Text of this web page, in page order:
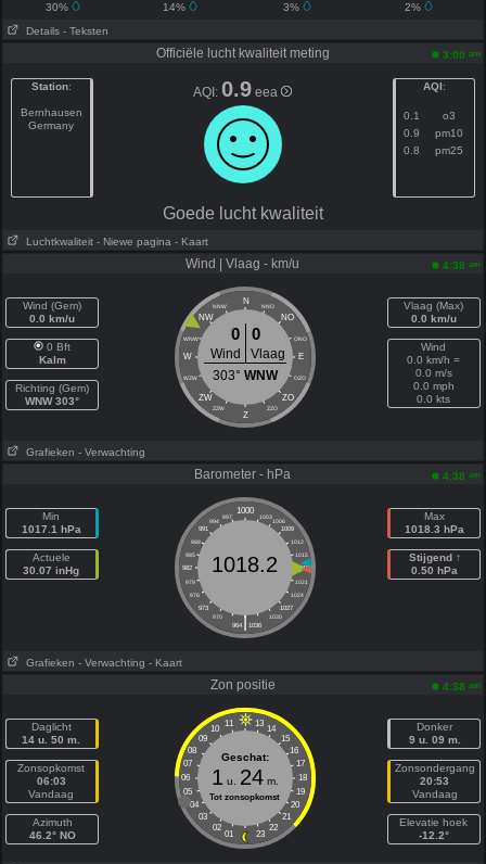
30%
14% 3%
2%
Details - Teksten
Officiële lucht kwaliteit meting 3:00 am
Station:
Bernhausen
Germany
AQI:0.9 eea AQI:
0.1
o3
0.9
pm10
0.8
pm25
Goede lucht kwaliteit
Luchtkwaliteit - Niewe pagina - Kaart
Wind | Vlaag - km/u 4:38 am
Wind (Gem)
0.0 km/u
0 Bft
Kalm
Richting (Gem)
WNW 303°
N
NNW NNO
NW NO
WNW ONO
W E
WZW OZO
ZW ZO
ZZW ZZO
Z
0 0
Wind
Vlaag
303° WNW
Vlaag (Max)
0.0 km/u
Wind
0.0 km/h =
0.0 m/s
0.0 mph
0.0 kts
Grafieken - Verwachting
Barometer - hPa 4:38 am
Min
1017.1 hPa
Actuele
30.07 inHg
1000
997 1003
994
1006
991
1009
988
1012
985
1015
982
1018
979
1021
976
1024
973
1027
970
1030
|
964 1036
1018.2
Max
1018.3 hPa
Stijgend ↑
0.50 hPa
Grafieken - Verwachting - Kaart
Zon positie 4:38 am
Daglicht
14 u. 50 m.
Zonsopkomst
06:03
Vandaag
Azimuth
46.2° NO
11 13
10
14
09
15
08
16
07
17
06
18
05
19
04
20
03
21
02
22
01 23
Geschat:
1 u. 24m.
Tot zonsopkomst
Donker
9 u. 09 m.
Zonsondergang
20:53
Vandaag
Elevatie hoek
-12.2°